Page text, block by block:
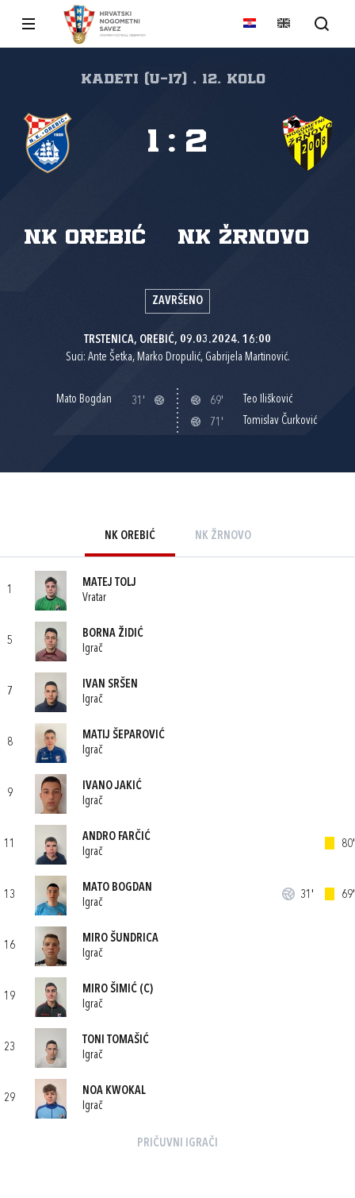
Kadeti (U-17) , 12. kolo
NK Orebić NK Žrnovo
1 : 2
ZAVRŠENO
TRSTENICA, OREBIĆ, 09.03.2024. 16:00
Suci: Ante Šetka, Marko Dropulić, Gabrijela Martinović.
Mato Bogdan 31' 69'
Teo Ilišković
71'
Tomislav Čurković
NK OREBIĆ NK ŽRNOVO
1
MATEJ TOLJ
Vratar
5
BORNA ŽIDIĆ
Igrač
7
IVAN SRŠEN
Igrač
8
MATIJ ŠEPAROVIĆ
Igrač
9
IVANO JAKIĆ
Igrač
11
ANDRO FARČIĆ
Igrač
80'
13
MATO BOGDAN
Igrač
31' 69'
16
MIRO ŠUNDRICA
Igrač
19
MIRO ŠIMIĆ (C)
Igrač
23
TONI TOMAŠIĆ
Igrač
29
NOA KWOKAL
Igrač
PRIČUVNI IGRAČI